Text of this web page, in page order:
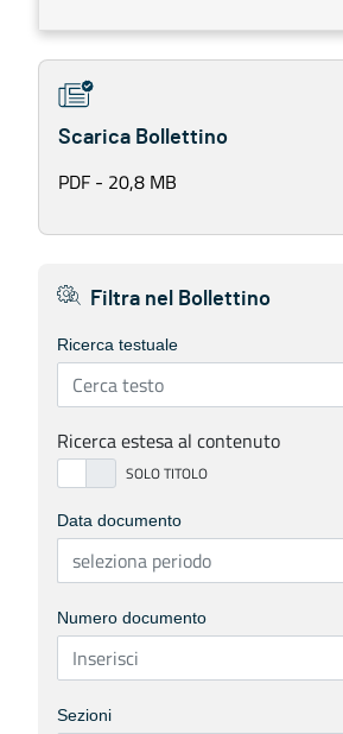
Scarica Bollettino
PDF - 20,8 MB
Filtra nel Bollettino
Ricerca testuale
Ricerca estesa al contenuto
Data documento
Numero documento
Sezioni